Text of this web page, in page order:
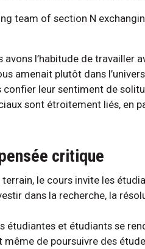
avons l’habitude de travailler
amenait plutôt dans
leur sentiment de
sont étroitement liés, en
critique
le cours invite les
dans la recherche, la
étudiantes et étudiants se
de poursuivre des